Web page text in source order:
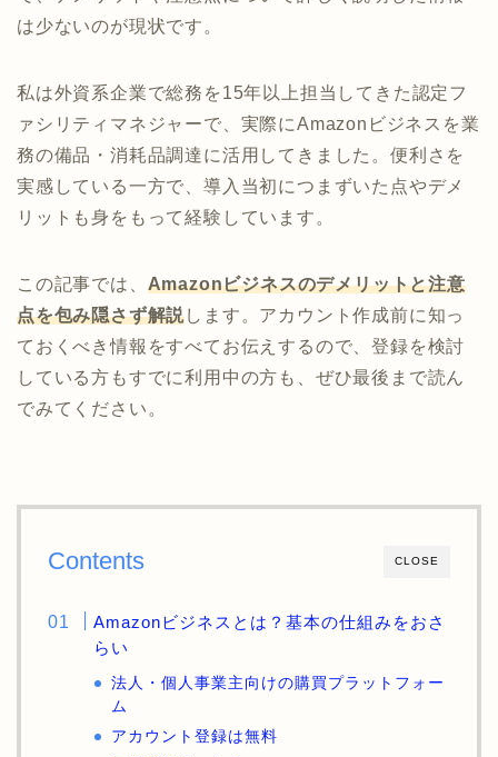
は少ないのが現状です。
私は外資系企業で総務を15年以上担当してきた認定フ
ァシリティマネジャーで、実際にAmazonビジネスを業
務の備品・消耗品調達に活用してきました。便利さを
実感している一方で、導入当初につまずいた点やデメ
リットも身をもって経験しています。
この記事では、 Amazonビジネスのデメリットと注意
点を包み隠さず解説します。アカウント作成前に知っ
ておくべき情報をすべてお伝えするので、登録を検討
している方もすでに利用中の方も、ぜひ最後まで読ん
でみてください。
CLOSE
Contents
Amazonビジネスとは？基本の仕組みをおさ
らい
法人・個人事業主向けの購買プラットフォー
ム
アカウント登録は無料